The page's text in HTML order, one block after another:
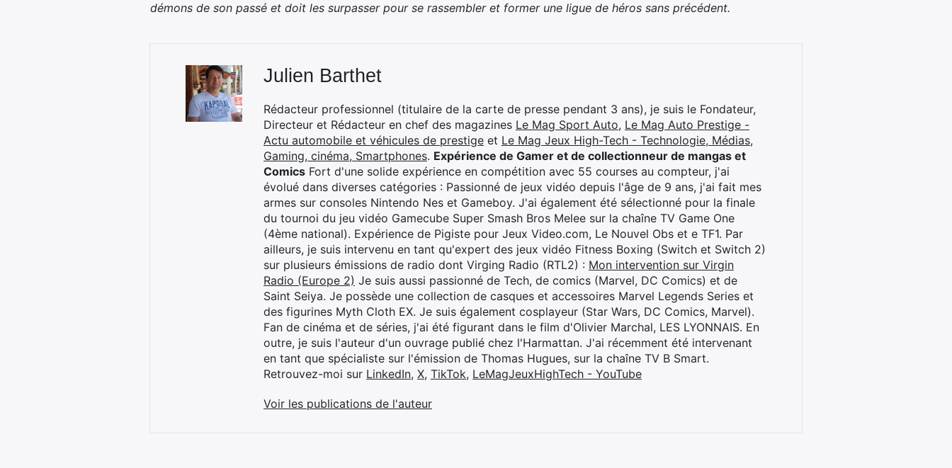
démons de son passé et doit les surpasser pour se rassembler et former une ligue de héros sans précédent.
Julien Barthet
Rédacteur professionnel (titulaire de la carte de presse pendant 3 ans), je suis le Fondateur,
Directeur et Rédacteur en chef des magazines Le Mag Sport Auto, Le Mag Auto Prestige -
Actu automobile et véhicules de prestige et Le Mag Jeux High-Tech - Technologie, Médias,
Gaming, cinéma, Smartphones. Expérience de Gamer et de collectionneur de mangas et
Comics Fort d'une solide expérience en compétition avec 55 courses au compteur, j'ai
évolué dans diverses catégories : Passionné de jeux vidéo depuis l'âge de 9 ans, j'ai fait mes
armes sur consoles Nintendo Nes et Gameboy. J'ai également été sélectionné pour la finale
du tournoi du jeu vidéo Gamecube Super Smash Bros Melee sur la chaîne TV Game One
(4ème national). Expérience de Pigiste pour Jeux Video.com, Le Nouvel Obs et e TF1. Par
ailleurs, je suis intervenu en tant qu'expert des jeux vidéo Fitness Boxing (Switch et Switch 2)
sur plusieurs émissions de radio dont Virging Radio (RTL2) : Mon intervention sur Virgin
Radio (Europe 2) Je suis aussi passionné de Tech, de comics (Marvel, DC Comics) et de
Saint Seiya. Je possède une collection de casques et accessoires Marvel Legends Series et
des figurines Myth Cloth EX. Je suis également cosplayeur (Star Wars, DC Comics, Marvel).
Fan de cinéma et de séries, j'ai été figurant dans le film d'Olivier Marchal, LES LYONNAIS. En
outre, je suis l'auteur d'un ouvrage publié chez l'Harmattan. J'ai récemment été intervenant
en tant que spécialiste sur l'émission de Thomas Hugues, sur la chaîne TV B Smart.
Retrouvez-moi sur LinkedIn, X, TikTok, LeMagJeuxHighTech - YouTube
Voir les publications de l'auteur